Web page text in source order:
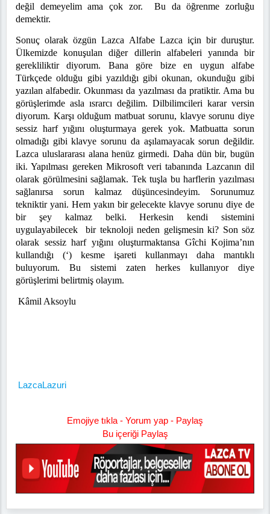
değil demeyelim ama çok zor. Bu da öğrenme zorluğu
demektir.
Sonuç olarak özgün Lazca Alfabe Lazca için bir duruştur.
Ülkemizde konuşulan diğer dillerin alfabeleri yanında bir
gerekliliktir diyorum. Bana göre bize en uygun alfabe
Türkçede olduğu gibi yazıldığı gibi okunan, okunduğu gibi
yazılan alfabedir. Okunması da yazılması da pratiktir. Ama bu
görüşlerimde asla ısrarcı değilim. Dilbilimcileri karar versin
diyorum. Karşı olduğum matbuat sorunu, klavye sorunu diye
sessiz harf yığını oluşturmaya gerek yok. Matbuatta sorun
olmadığı gibi klavye sorunu da aşılamayacak sorun değildir.
Lazca uluslararası alana henüz girmedi. Daha dün bir, bugün
iki. Yapılması gereken Mikrosoft veri tabanında Lazcanın dil
olarak görülmesini sağlamak. Tek tuşla bu harflerin yazılması
sağlanırsa sorun kalmaz düşüncesindeyim. Sorunumuz
tekniktir yani. Hem yakın bir gelecekte klavye sorunu diye de
bir şey kalmaz belki. Herkesin kendi sistemini
uygulayabilecek bir teknoloji neden gelişmesin ki? Son söz
olarak sessiz harf yığını oluşturmaktansa Gîchi Kojima’nın
kullandığı (‘) kesme işareti kullanmayı daha mantıklı
buluyorum. Bu sistemi zaten herkes kullanıyor diye
görüşlerimi belirtmiş olayım.
Kâmil Aksoylu
LazcaLazuri
Emojiye tıkla - Yorum yap - Paylaş
Bu içeriği Paylaş